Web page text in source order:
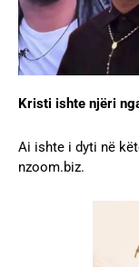
Kristi ishte njëri
Ai ishte i dyti në
nzoom.biz.